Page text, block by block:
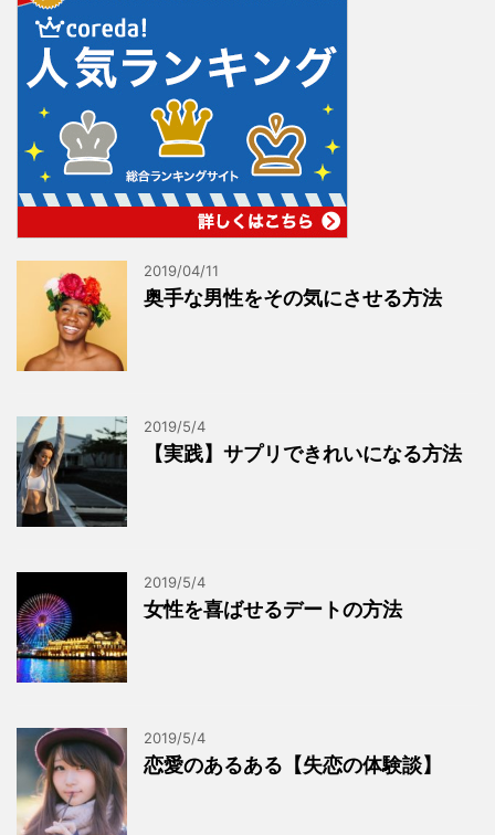
2019/04/11
奥手な男性をその気にさせる方法
2019/5/4
【実践】サプリできれいになる方法
2019/5/4
女性を喜ばせるデートの方法
2019/5/4
恋愛のあるある【失恋の体験談】